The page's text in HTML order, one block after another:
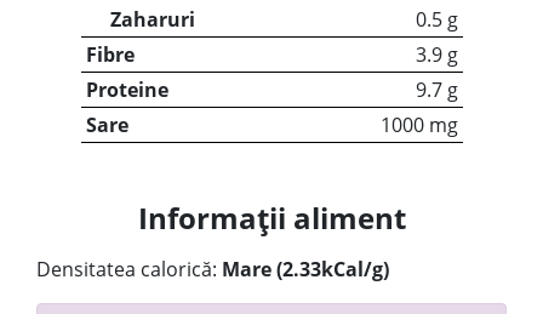
Zaharuri
0.5 g
Fibre
3.9 g
Proteine
9.7 g
Sare
1000 mg
Informații aliment
Densitatea calorică: Mare (2.33kCal/g)